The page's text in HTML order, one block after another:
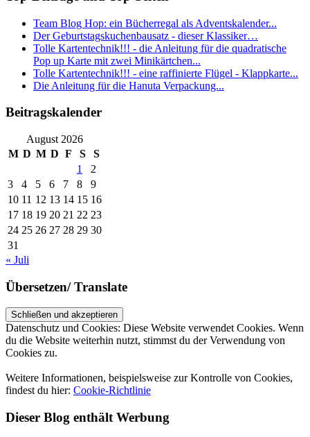
Team Blog Hop: ein Bücherregal als Adventskalender...
Der Geburtstagskuchenbausatz - dieser Klassiker…
Tolle Kartentechnik!!! - die Anleitung für die quadratische
Pop up Karte mit zwei Minikärtchen...
Tolle Kartentechnik!!! - eine raffinierte Flügel - Klappkarte...
Die Anleitung für die Hanuta Verpackung...
Beitragskalender
August 2026
M D M D F S
S
1
2
3
4 5 6 7 8
9
10 11 12 13 14 15 16
17 18 19 20 21 22 23
24 25 26 27 28 29 30
31
« Juli
Übersetzen/ Translate
Datenschutz und Cookies: Diese Website verwendet Cookies. Wenn
du die Website weiterhin nutzt, stimmst du der Verwendung von
Cookies zu.
Weitere Informationen, beispielsweise zur Kontrolle von Cookies,
findest du hier: Cookie-Richtlinie
Dieser Blog enthält Werbung